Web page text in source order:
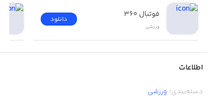
فوتبال ۳۶۰
ورزشی
دانلود
اطلاعات
دسته‌بندی: ورزشی